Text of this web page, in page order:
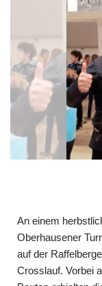
An einem
Oberhausener
auf der
Crosslauf. Vorbei